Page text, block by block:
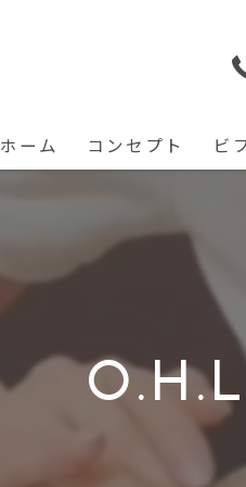
ホーム コンセプト ビ